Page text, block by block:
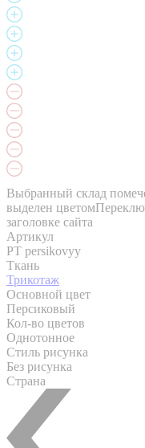
Выбранный склад
выделен цветом
заголовке сайта
Артикул
PT persikovyy
Ткань
Трикотаж
Основной цвет
Персиковый
Кол-во цветов
Однотонное
Стиль рисунка
Без рисунка
Страна